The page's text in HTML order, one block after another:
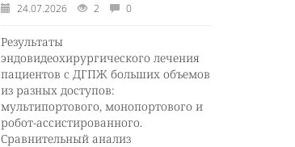
24.07.2026 2 0
Результаты
эндовидеохирургического лечения
пациентов с ДГПЖ больших объемов
из разных доступов:
мультипортового, монопортового и
робот-ассистированного.
Сравнительный анализ